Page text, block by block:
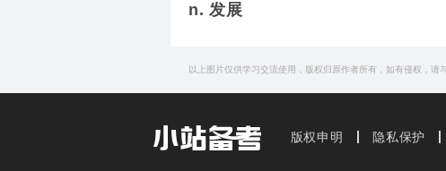
n. 发展
以上图片仅供学习交流使用，版权归原作者所有，如有侵权，请
版权申明 隐私保护